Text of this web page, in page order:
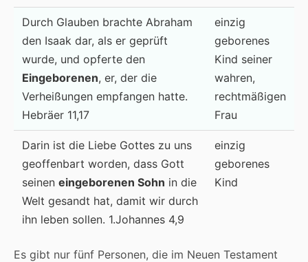
Durch Glauben brachte Abraham
den Isaak dar, als er geprüft
wurde, und opferte den
Eingeborenen, er, der die
Verheißungen empfangen hatte.
Hebräer 11,17
einzig
geborenes
Kind seiner
wahren,
rechtmäßigen
Frau
Darin ist die Liebe Gottes zu uns
geoffenbart worden, dass Gott
seinen eingeborenen Sohn in die
Welt gesandt hat, damit wir durch
ihn leben sollen. 1.Johannes 4,9
einzig
geborenes
Kind
Es gibt nur fünf Personen, die im Neuen Testament